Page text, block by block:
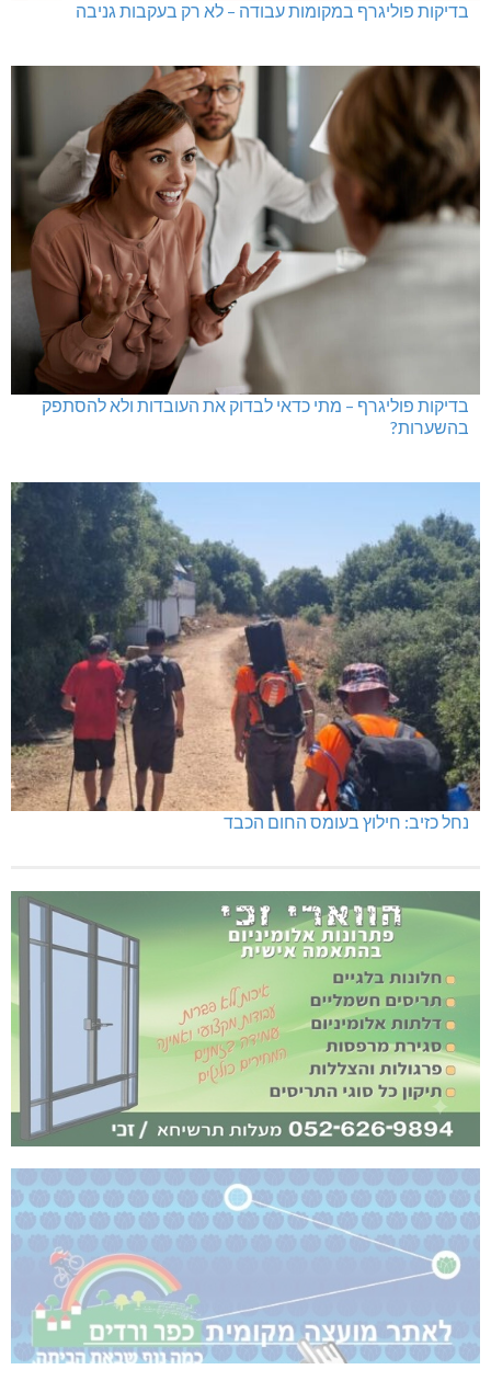
בדיקות פוליגרף במקומות עבודה – לא רק בעקבות גניבה
בדיקות פוליגרף – מתי כדאי לבדוק את העובדות ולא להסתפק
בהשערות?
נחל כזיב: חילוץ בעומס החום הכבד